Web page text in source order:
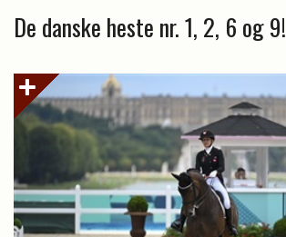
De danske heste nr. 1, 2, 6 og 9!